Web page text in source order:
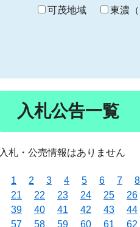
り可茂地域
東濃
入札公告一覧
入札・公売情報はありません
1 2 3 4 5 6 7 8
21
22 23 24 25 26
39
40 41 42 43 44
57
58 59 60 61 62